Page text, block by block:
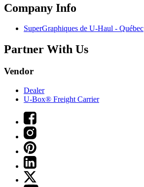
Company Info
SuperGraphiques de U-Haul - Québec
Partner With Us
Vendor
Dealer
U-Box® Freight Carrier